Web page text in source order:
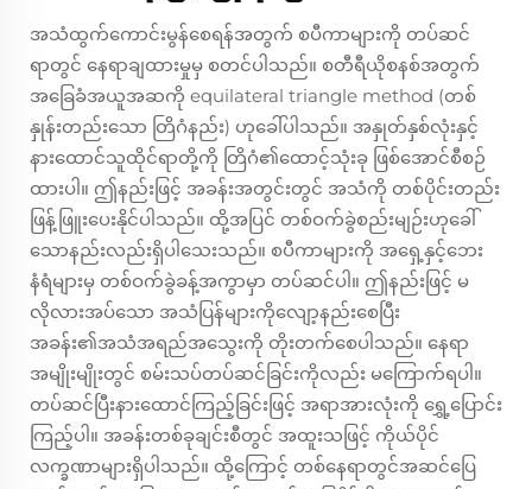
အသံထွက်ကောင်းမွန်စေရန်အတွက် စပီကာများကို တပ်ဆင်
ရာတွင် နေရာချထားမှုမှ စတင်ပါသည်။ စတီရီယိုစနစ်အတွက်
အခြေခံအယူအဆကို equilateral triangle method (တစ်
နှုန်းတည်းသော တြိဂံနည်း) ဟုခေါ်ပါသည်။ အနှုတ်နှစ်လုံးနှင့်
နားထောင်သူထိုင်ရာတို့ကို တြိဂံ၏ထောင့်သုံးခု ဖြစ်အောင်စီစဉ်
ထားပါ။ ဤနည်းဖြင့် အခန်းအတွင်းတွင် အသံကို တစ်ပိုင်းတည်း
ဖြန့်ဖြူးပေးနိုင်ပါသည်။ ထို့အပြင် တစ်ဝက်ခွဲစည်းမျဉ်းဟုခေါ်
သောနည်းလည်းရှိပါသေးသည်။ စပီကာများကို အရှေ့နှင့်ဘေး
နံရံများမှ တစ်ဝက်ခွဲခန့်အကွာမှာ တပ်ဆင်ပါ။ ဤနည်းဖြင့် မ
လိုလားအပ်သော အသံပြန်များကိုလျော့နည်းစေပြီး
အခန်း၏အသံအရည်အသွေးကို တိုးတက်စေပါသည်။ နေရာ
အမျိုးမျိုးတွင် စမ်းသပ်တပ်ဆင်ခြင်းကိုလည်း မကြောက်ရပါ။
တပ်ဆင်ပြီးနားထောင်ကြည့်ခြင်းဖြင့် အရာအားလုံးကို ရွှေ့ပြောင်း
ကြည့်ပါ။ အခန်းတစ်ခုချင်းစီတွင် အထူးသဖြင့် ကိုယ်ပိုင်
လက္ခဏာများရှိပါသည်။ ထို့ကြောင့် တစ်နေရာတွင်အဆင်ပြေ